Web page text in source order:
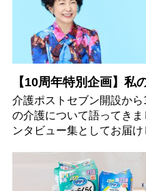
【10周年特別企画】私
介護ポストセブン開設か
の介護について語ってき
ンタビュー集としてお届け